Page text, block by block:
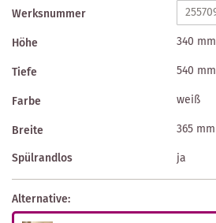
Werksnummer
Höhe
340 mm
Tiefe
540 mm
Farbe
weiß
Breite
365 mm
Spülrandlos
ja
Alternative: